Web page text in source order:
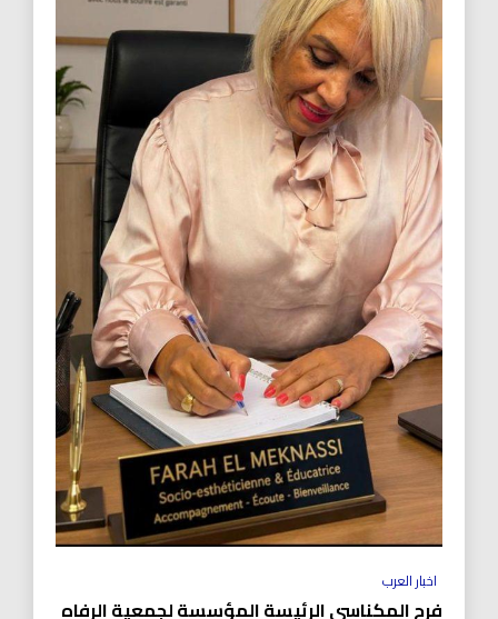
اخبار العرب
فرح المكناسي الرئيسة المؤسسة لجمعية الرفاه